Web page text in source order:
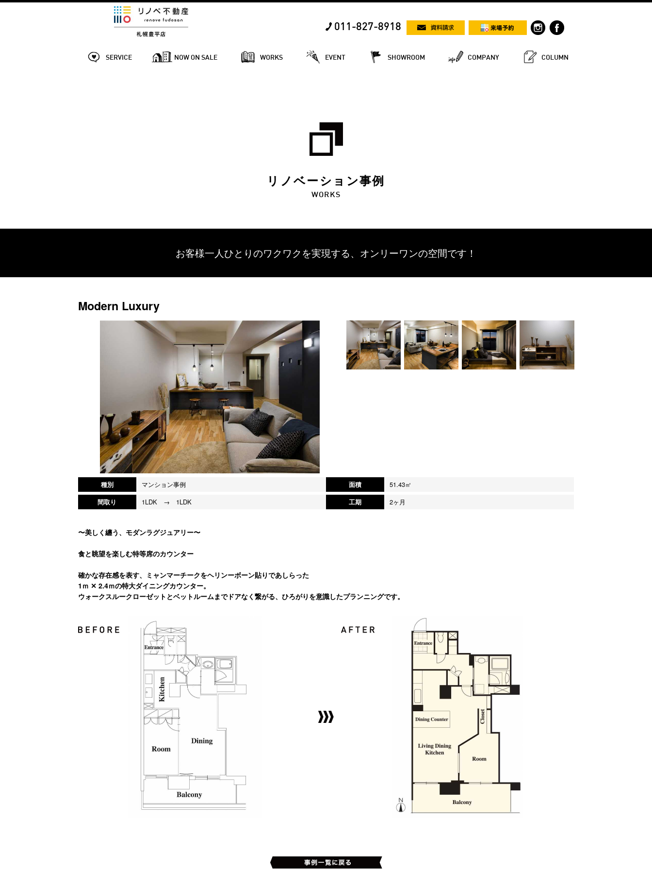
011-827-8918
SERVICE NOW ON SALE WORKS EVENT SHOWROOM COMPANY COLUMN
リノベーション事例
WORKS
お客様一人ひとりのワクワクを実現する、 オンリーワンの空間です！
Modern Luxury
種別 マンション事例 面積
51.43㎡
間取り
1LDK → 1LDK 工期 2ヶ月
〜美しく纏う、モダンラグジュアリー〜
食と眺望を楽しむ特等席のカウンター
確かな存在感を表す、ミャンマーチークをヘリンーボーン貼りであしらった
1ｍ ✕ 2.4ｍの特大ダイニングカウンター。
ウォークスルークローゼットとベットルームまでドアなく繋がる、ひろがりを意識したプランニングです。